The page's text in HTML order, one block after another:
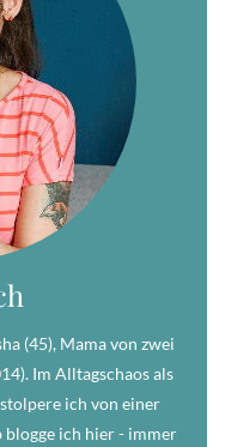
(45), Mama von zwei
Im Alltagschaos als
ich von einer
blogge ich hier - immer